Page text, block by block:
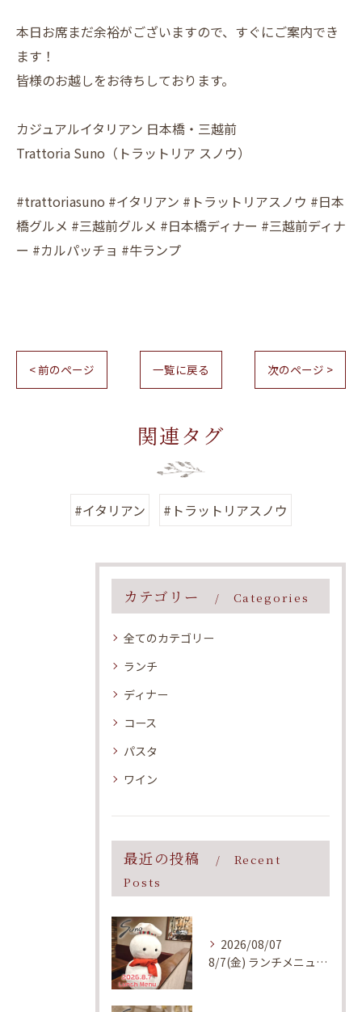
本日お席まだ余裕がございますので、すぐにご案内でき
ます！
皆様のお越しをお待ちしております。
カジュアルイタリアン 日本橋・三越前
Trattoria Suno（トラットリア スノウ）
#trattoriasuno #イタリアン #トラットリアスノウ #日本
橋グルメ #三越前グルメ #日本橋ディナー #三越前ディナ
ー #カルパッチョ #牛ランプ
< 前のページ 一覧に戻る 次のページ >
関連タグ
#イタリアン #トラットリアスノウ
カテゴリー Categories
全てのカテゴリー
ランチ
ディナー
コース
パスタ
ワイン
最近の投稿
Recent
Posts
2026/08/07
8/7(金) ランチメニューのご案内